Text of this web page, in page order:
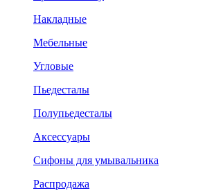
Накладные
Мебельные
Угловые
Пьедесталы
Полупьедесталы
Аксессуары
Сифоны для умывальника
Распродажа